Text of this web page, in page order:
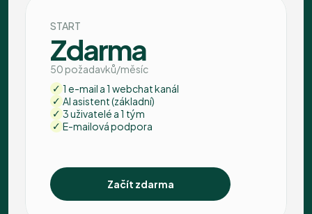
START
Zdarma
50 požadavků/měsíc
1 e-mail a 1 webchat kanál
AI asistent (základní)
3 uživatelé a 1 tým
E-mailová podpora
Začít zdarma